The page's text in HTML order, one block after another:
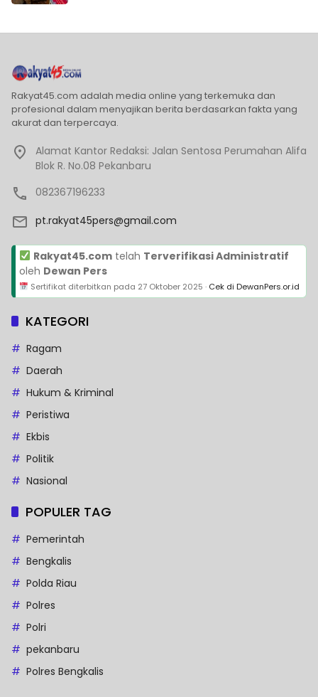
Rakyat45.com adalah media online yang terkemuka dan
profesional dalam menyajikan berita berdasarkan fakta yang
akurat dan terpercaya.
Alamat Kantor Redaksi: Jalan Sentosa Perumahan Alifa
Blok R. No.08 Pekanbaru
082367196233
pt.rakyat45pers@gmail.com
Rakyat45.comtelah Terverifikasi Administratif
oleh Dewan Pers
Sertifikat diterbitkan pada 27 Oktober 2025 · Cek di DewanPers.or.id
KATEGORI
Ragam
Daerah
Hukum & Kriminal
Peristiwa
Ekbis
Politik
Nasional
POPULER TAG
Pemerintah
Bengkalis
Polda Riau
Polres
Polri
pekanbaru
Polres Bengkalis